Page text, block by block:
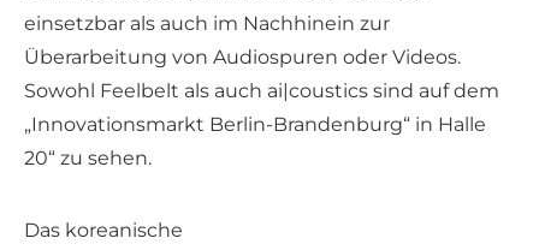
einsetzbar als auch im Nachhinein zur
Überarbeitung von Audiospuren oder Videos.
Sowohl Feelbelt als auch ai|coustics sind auf dem
„Innovationsmarkt Berlin-Brandenburg“ in Halle
20“ zu sehen.
Das koreanische